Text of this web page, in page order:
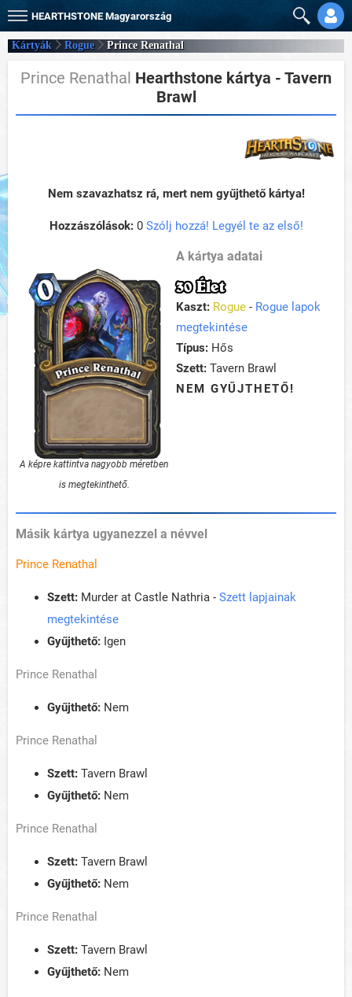
HEARTHSTONE Magyarország
Kártyák Rogue Prince Renathal
Prince Renathal Hearthstone kártya - Tavern
Brawl
Nem szavazhatsz rá, mert nem gyűjthető kártya!
Hozzászólások:0 Szólj hozzá! Legyél te az első!
A képre kattintva nagyobb méretben
is megtekinthető.
A kártya adatai
30 Élet
Kaszt: Rogue - Rogue lapok
megtekintése
Típus: Hős
Szett: Tavern Brawl
NEM GYŰJTHETŐ!
Másik kártya ugyanezzel a névvel
Prince Renathal
Szett: Murder at Castle Nathria - Szett lapjainak
megtekintése
Gyűjthető: Igen
Prince Renathal
Gyűjthető: Nem
Prince Renathal
Szett: Tavern Brawl
Gyűjthető: Nem
Prince Renathal
Szett: Tavern Brawl
Gyűjthető: Nem
Prince Renathal
Szett: Tavern Brawl
Gyűjthető: Nem